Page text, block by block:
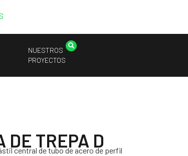
NUESTROS
PROYECTOS
DE TREPA D
central de tubo de acero de perfil